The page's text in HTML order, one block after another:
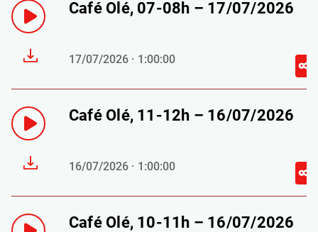
Café Olé, 07-08h – 17/07/2026
17/07/2026 · 1:00:00
Café Olé, 11-12h – 16/07/2026
16/07/2026 · 1:00:00
Café Olé, 10-11h – 16/07/2026